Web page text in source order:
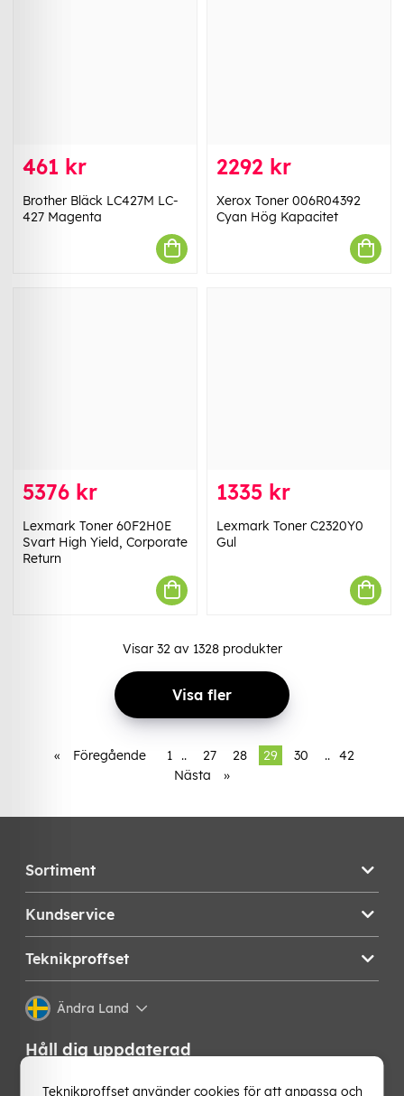
461 kr
Brother Bläck LC427M LC-
427 Magenta
2292 kr
Xerox Toner 006R04392
Cyan Hög Kapacitet
5376 kr
Lexmark Toner 60F2H0E
Svart High Yield, Corporate
Return
1335 kr
Lexmark Toner C2320Y0
Gul
Visar 32av 1328produkter
Visa fler
« Föregående 1 .. 27 28 29 30 .. 42
Nästa
»
Sortiment
Kundservice
Teknikproffset
Ändra Land
Håll dig uppdaterad
Få de senaste nyheterna, hetaste erbjudandena och
Teknikproffset använder cookies för att anpassa och